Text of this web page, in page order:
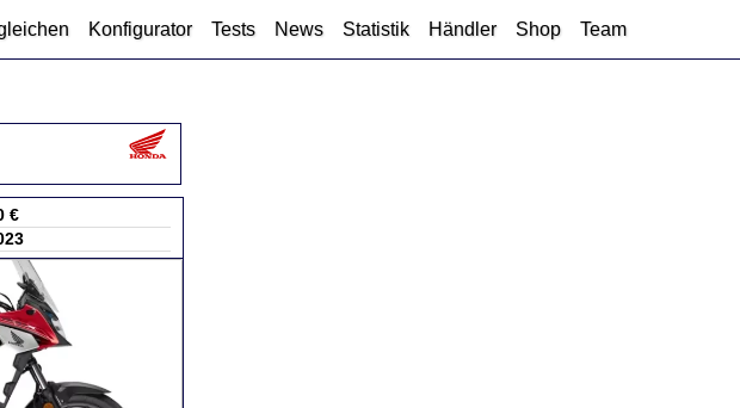
Konfigurator Tests News Statistik Händler Shop Team
€